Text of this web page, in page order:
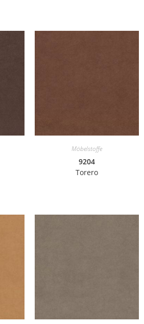
Möbelstoffe
9204
Torero